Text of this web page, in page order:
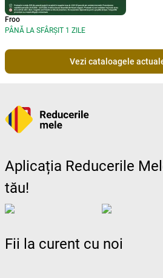
Froo
PÂNĂ LA SFÂRȘIT 1 ZILE
Vezi cataloagele
Aplicația Reducerile
tău!
Fii la curent cu noi